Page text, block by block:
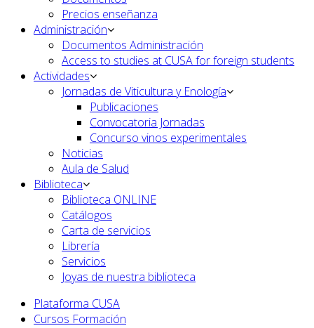
Precios enseñanza
Administración
Documentos Administración
Access to studies at CUSA for foreign students
Actividades
Jornadas de Viticultura y Enología
Publicaciones
Convocatoria Jornadas
Concurso vinos experimentales
Noticias
Aula de Salud
Biblioteca
Biblioteca ONLINE
Catálogos
Carta de servicios
Librería
Servicios
Joyas de nuestra biblioteca
Plataforma CUSA
Cursos Formación